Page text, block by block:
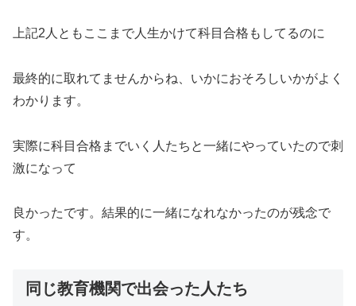
上記2人ともここまで人生かけて科目合格もしてるのに
最終的に取れてませんからね、いかにおそろしいかがよく
わかります。
実際に科目合格までいく人たちと一緒にやっていたので刺
激になって
良かったです。結果的に一緒になれなかったのが残念で
す。
同じ教育機関で出会った人たち